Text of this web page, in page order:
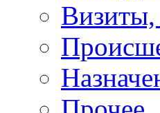
Визиты,